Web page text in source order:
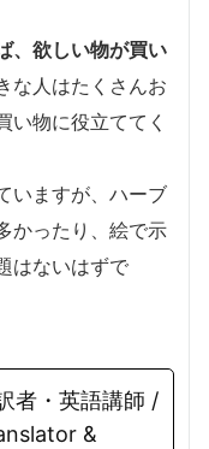
、欲しい物が買い
な人はたくさんお
い物に役立ててく
いますが、ハーブ
かったり、絵で示
はないはずで
者・英語講師 /
&